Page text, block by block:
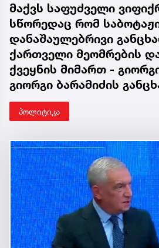
მაქვს საფუძველი
სწორედაც რომ
დანაშაულებრივი
ქართველი მეომრების
ქვეყნის მიმართ -
გიორგი ბარამიძის
პოლიტიკა